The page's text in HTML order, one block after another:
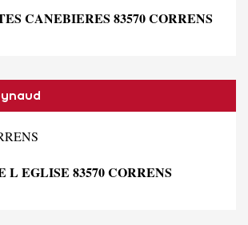
CANEBIERES 83570 CORRENS
L EGLISE 83570 CORRENS